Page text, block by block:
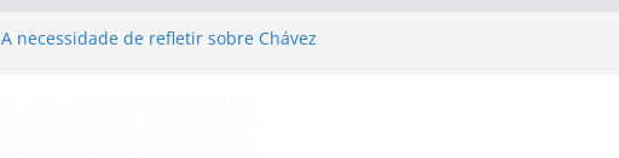
A necessidade de refletir sobre Chávez